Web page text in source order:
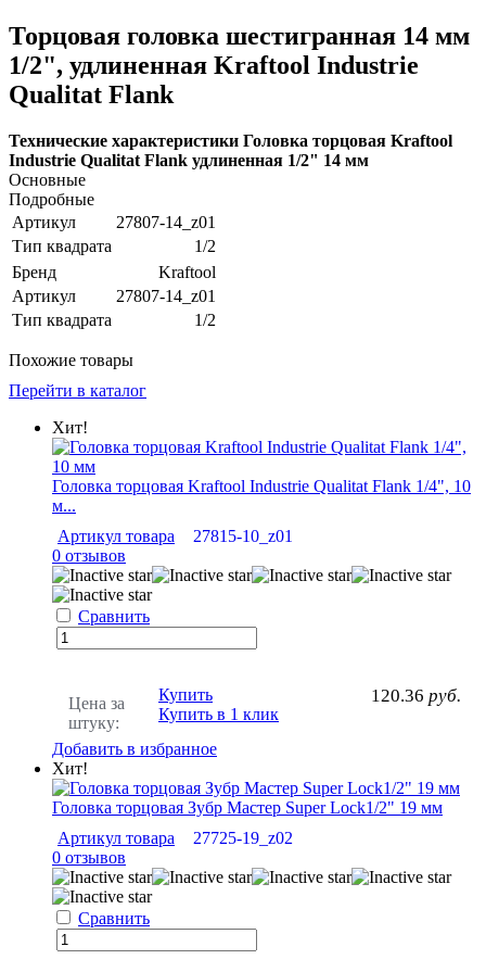
Торцовая головка шестигранная 14 мм
1/2", удлиненная Kraftool Industrie
Qualitat Flank
Технические характеристики Головка торцовая Kraftool
Industrie Qualitat Flank удлиненная 1/2" 14 мм
Основные
Подробные
Артикул
27807-14_z01
Тип квадрата
1/2
Бренд
Kraftool
Артикул
27807-14_z01
Тип квадрата
1/2
Похожие товары
Перейти в каталог
Хит!
Головка торцовая Kraftool Industrie Qualitat Flank 1/4", 10
м...
Артикул товара
27815-10_z01
0 отзывов
Сравнить
Цена за
штуку:
120.36 руб.
Купить
Купить в 1 клик
Добавить в избранное
Хит!
Головка торцовая Зубр Мастер Super Lock1/2" 19 мм
Артикул товара
27725-19_z02
0 отзывов
Сравнить